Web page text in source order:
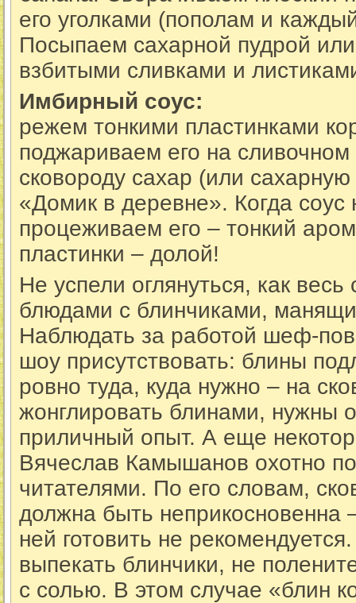
его уголками (пополам и
Посыпаем сахарной пудрой
взбитыми сливками и
Имбирный соус:
режем тонкими пластинками
поджариваем его на
сковороду сахар (или
«Домик в деревне». Когда соус
процеживаем его – тонкий
пластинки – долой!
Не успели оглянуться, как весь
блюдами с блинчиками,
Наблюдать за работой шеф-
шоу присутствовать: блины
ровно туда, куда нужно – на
жонглировать блинами, нужны
приличный опыт. А еще
Вячеслав Камышанов охотно
читателями. По его словам,
должна быть неприкосновенна
ней готовить не
выпекать блинчики, не
с солью. В этом случае «блин